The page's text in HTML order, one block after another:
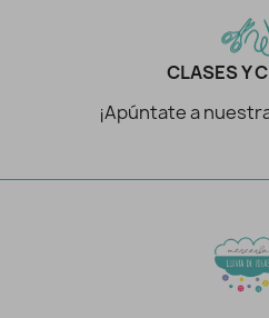
CLASES Y
¡Apúntate a